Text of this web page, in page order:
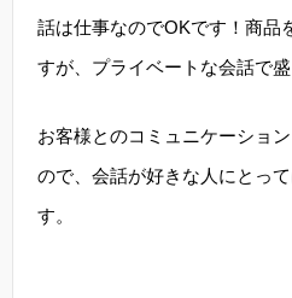
話は仕事なのでOKです！商品
すが、プライベートな会話で盛
お客様とのコミュニケーショ
ので、会話が好きな人にとっ
す。